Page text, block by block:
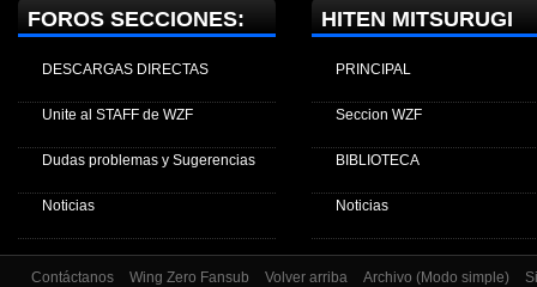
FOROS SECCIONES:
DESCARGAS DIRECTAS
Unite al STAFF de WZF
Dudas problemas y Sugerencias
Noticias
HITEN MITSURUGI
PRINCIPAL
Seccion WZF
BIBLIOTECA
Noticias
Contáctanos Wing Zero Fansub Volver arriba Archivo (Modo simple)